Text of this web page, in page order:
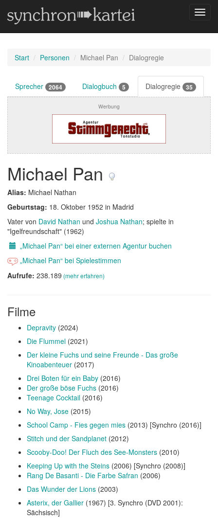
Start Personen Michael Pan Dialogregie
Sprecher 2064 Dialogbuch 5 Dialogregie 35
Werbung
Michael Pan
Alias: Michael Nathan
Geburtstag: 18. Oktober 1952 in Madrid
Vater von David Nathan und Joshua Nathan; spielte in
"Igelfreundschaft" (1962)
„Michael Pan“ bei einer externen Agentur buchen
„Michael Pan“ bei Spielestimmen
Aufrufe: 238.189 (mehr erfahren)
Filme
Depravity (2024)
Die Flummel (2021)
Der kleine Fuchs und seine Freunde - Das große
Kinoabenteuer (2017)
Drei Boten für ein Baby (2016)
Der große böse Fuchs (2016)
Teenage Cocktail (2016)
No Way, Jose (2015)
School Camp - Fies gegen mies (2013) [Synchro (2016)]
Stitch und der Sandplanet (2012)
Scooby-Doo! Der Fluch des See-Monsters (2010)
Keeping Up with the Steins (2006) [Synchro (2008)]
Rang De Basanti - Die Farbe Safran (2006)
Das Wunder der Lions (2003)
Asterix, der Gallier (1967) [3. Synchro (DVD 2001):
Sächsisch]